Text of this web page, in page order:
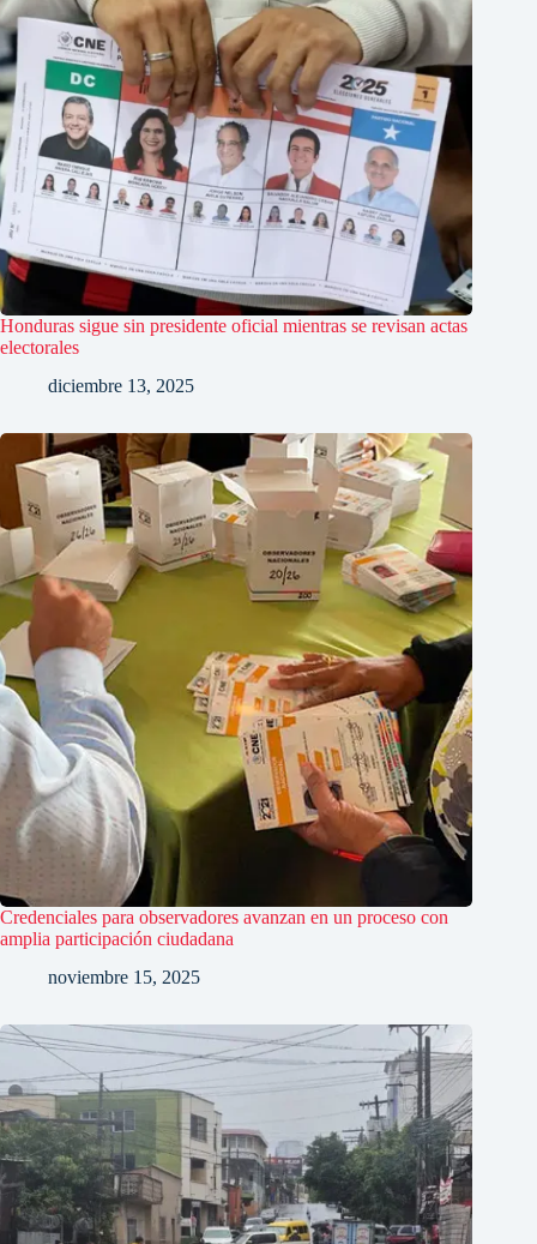
Honduras sigue sin presidente oficial mientras se revisan actas
electorales
diciembre 13, 2025
Credenciales para observadores avanzan en un proceso con
amplia participación ciudadana
noviembre 15, 2025